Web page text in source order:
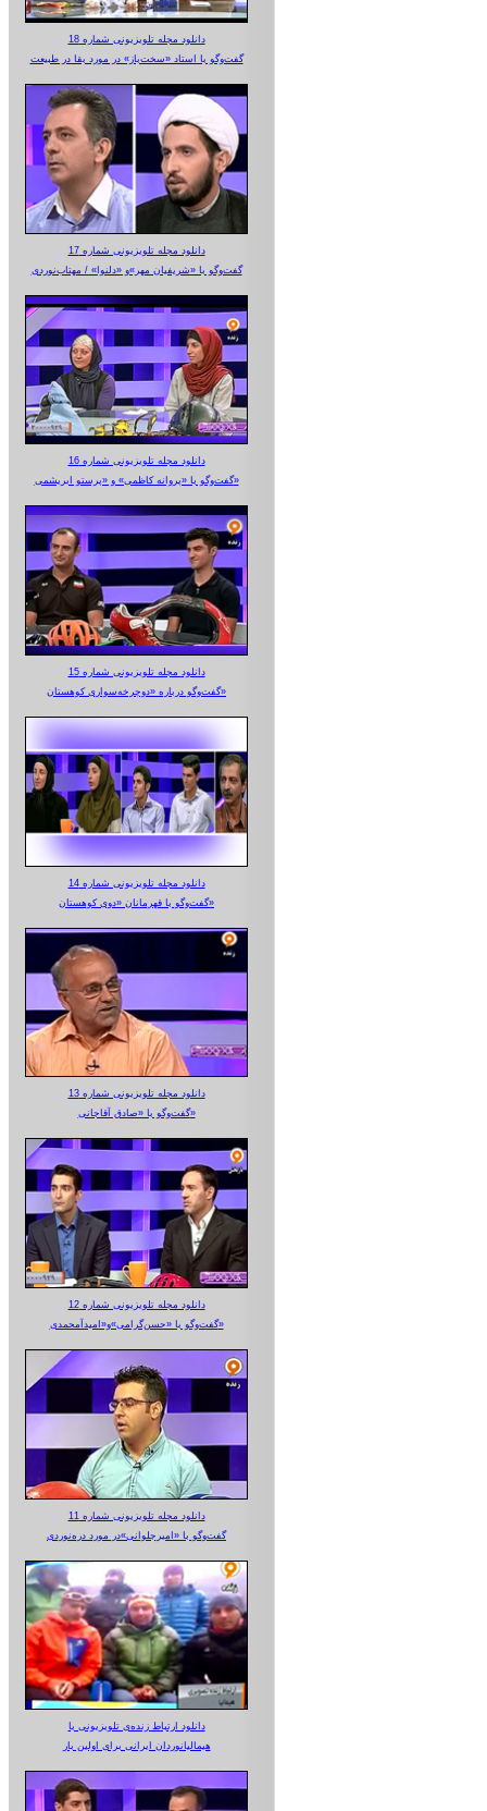
دانلود مجله تلویزیونی شماره 18
گفت‌وگو با استاد «سخت‌باز» در مورد بقا در طبیعت
دانلود مجله تلویزیونی شماره 17
گفت‌وگو با «شریفیان مهر»‌و «دلنوا» / مهتاب‌نوردی
دانلود مجله تلویزیونی شماره 16
گفت‌وگو با «پروانه کاظمی» و «پرستو‌ ابریشمی»
دانلود مجله تلویزیونی شماره 15
گفت‌وگو درباره «دوچرخه‌سواری کوهستان»
دانلود مجله تلویزیونی شماره 14
گفت‌وگو با قهرمانان «دوی کوهستان»
دانلود مجله تلویزیونی شماره 13
گفت‌وگو با «صادق آقاجانی»
دانلود مجله تلویزیونی شماره 12
گفت‌وگو با «حسن‌گرامی»و«امیدآمحمدی»
دانلود مجله تلویزیونی شماره 11
گفت‌وگو با «امیرجلوانی»در مورد دره‌نوردی
دانلود ارتباط زنده‌ی تلویزیونی‌ با
هیمالیانوردان ایرانی برای اولین بار